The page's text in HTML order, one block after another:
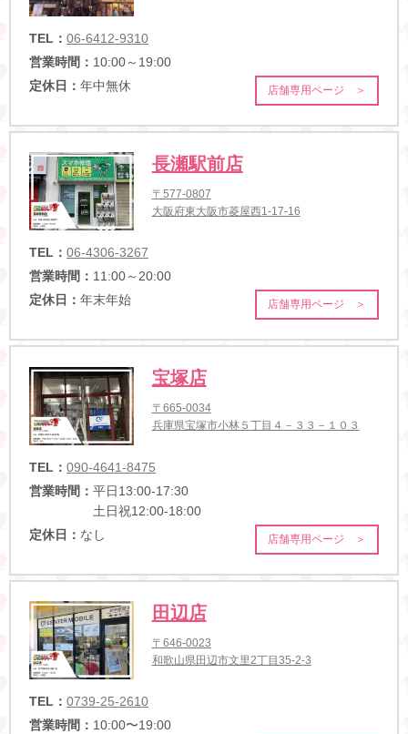
TEL： 06-6412-9310
営業時間： 10:00～19:00
定休日： 年中無休 店舗専用ページ ＞
長瀬駅前店
〒577-0807
大阪府東大阪市菱屋西1-17-16
TEL： 06-4306-3267
営業時間： 11:00～20:00
定休日： 年末年始 店舗専用ページ ＞
宝塚店
〒665-0034
兵庫県宝塚市小林５丁目４－３３－１０３
TEL： 090-4641-8475
営業時間： 平日13:00-17:30
土日祝12:00-18:00
定休日： なし 店舗専用ページ ＞
田辺店
〒646-0023
和歌山県田辺市文里2丁目35-2-3
TEL： 0739-25-2610
営業時間： 10:00〜19:00